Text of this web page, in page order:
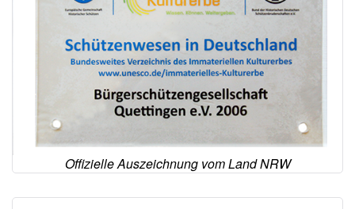
Offizielle Auszeichnung vom Land NRW